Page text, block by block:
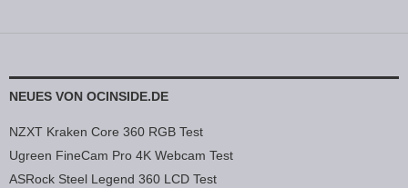
NEUES VON OCINSIDE.DE
NZXT Kraken Core 360 RGB Test
Ugreen FineCam Pro 4K Webcam Test
ASRock Steel Legend 360 LCD Test